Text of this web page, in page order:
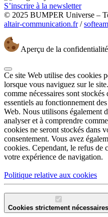
S’inscrire à la newsletter
© 2025 BUMPER Universe –
altair-communication.fr/
Aperçu de la confidentialité
Ce site Web utilise des cookies
lorsque vous naviguez sur le
comme nécessaires sont
essentiels au fonctionnement
Web. Nous utilisons également
analyser et à comprendre
cookies ne seront stockés dans
consentement. Vous avez
cookies. Cependant, le refus de
votre expérience de navigation.
Politique relative aux cookies
Cookies strictement nécessaires